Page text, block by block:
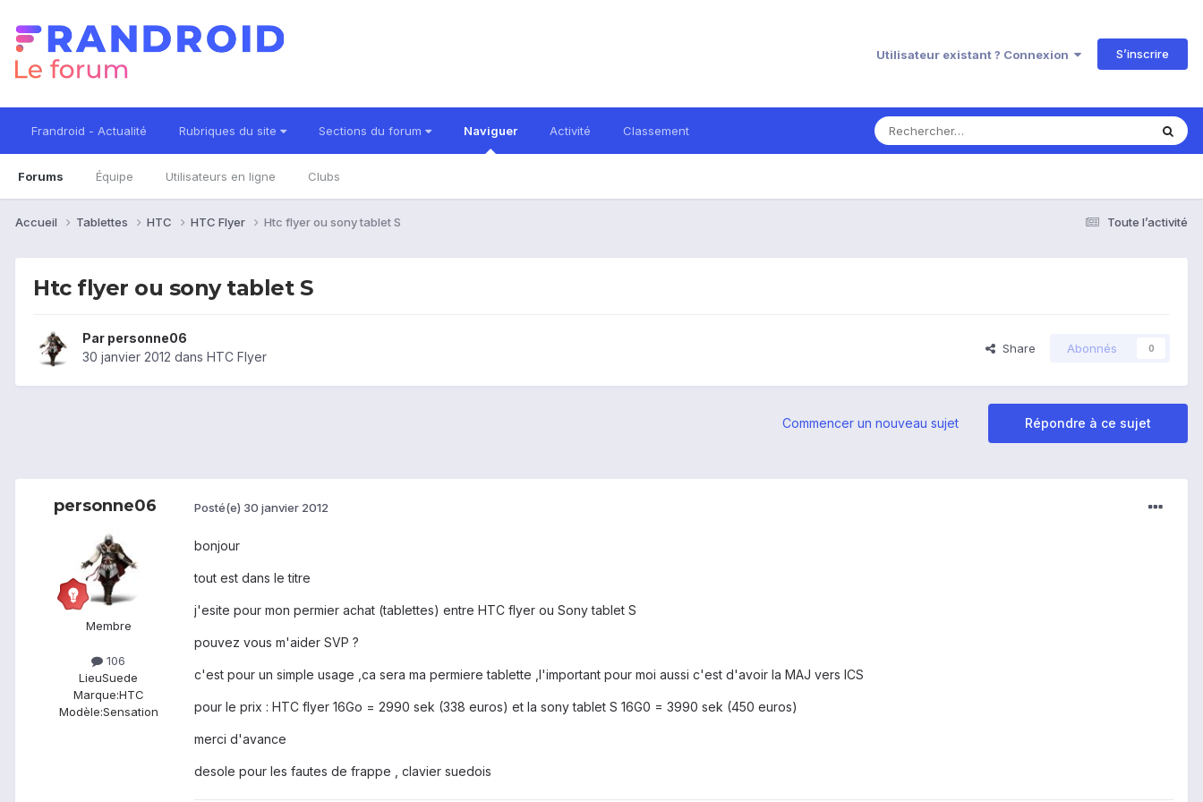
Utilisateur existant ? Connexion S’inscrire
Frandroid - Actualité Rubriques du site Sections du forum Naviguer
Forums Équipe Utilisateurs en ligne Clubs
Activité Classement
Toute l’activité
Accueil Tablettes HTC HTC Flyer Htc flyer ou sony tablet S
Htc flyer ou sony tablet S
Par personne06
30 janvier 2012 dans HTC Flyer
Share Abonnés 0
Répondre à ce sujet
Commencer un nouveau sujet
personne06
Membre
106
LieuSuede
Marque:HTC
Modèle:Sensation
Posté(e) 30 janvier 2012
bonjour
tout est dans le titre
j'esite pour mon permier achat (tablettes) entre HTC flyer ou Sony tablet S
pouvez vous m'aider SVP ?
c'est pour un simple usage ,ca sera ma permiere tablette ,l'important pour moi aussi c'est d'avoir la MAJ vers ICS
pour le prix : HTC flyer 16Go = 2990 sek (338 euros) et la sony tablet S 16G0 = 3990 sek (450 euros)
merci d'avance
desole pour les fautes de frappe , clavier suedois